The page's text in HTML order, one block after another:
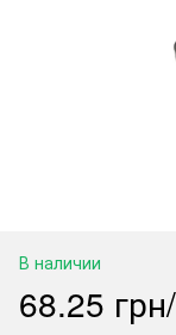
В наличии
68.25